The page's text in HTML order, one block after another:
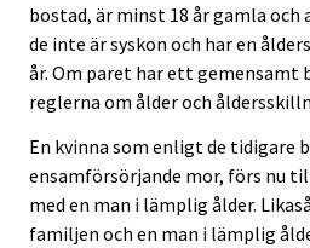
bostad, är minst 18 år gamla och
de inte är syskon och har en
år. Om paret har ett gemensamt
reglerna om ålder och
En kvinna som enligt de tidigare
ensamförsörjande mor, förs nu
med en man i lämplig ålder.
familjen och en man i lämplig